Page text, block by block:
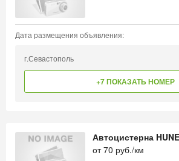
Дата размещения объявления:
г.Севастополь
+7 ПОКАЗАТЬ НОМЕР
Автоцистерна
от70 руб./км